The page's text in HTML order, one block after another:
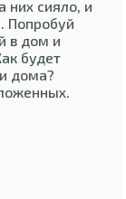
них сияло, и
Попробуй
в дом и
будет
дома?